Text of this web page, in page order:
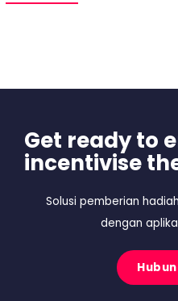
Get ready to
incentivise
Solusi pemberian
dengan